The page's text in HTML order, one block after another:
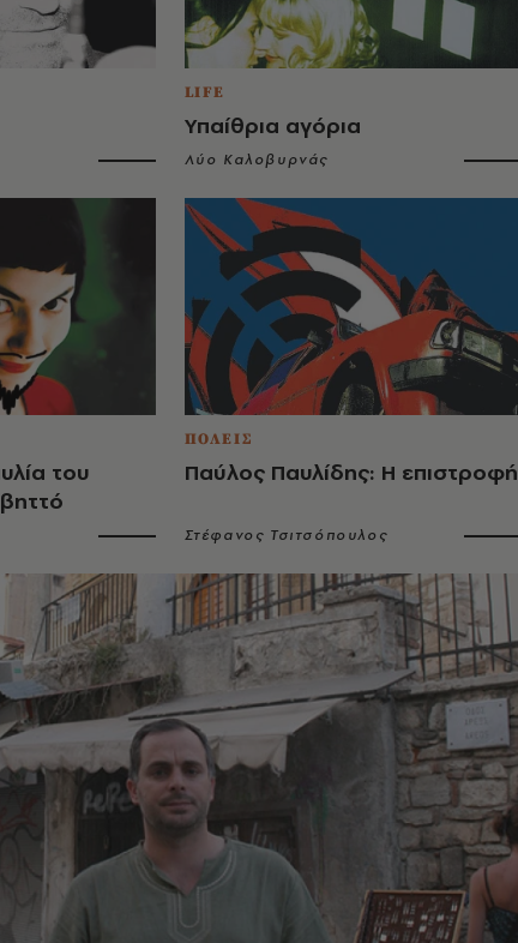
LIFE
Υπαίθρια αγόρια
Λύο Καλοβυρνάς
του
ΠΟΛΕΙΣ
Παύλος Παυλίδης: Η επιστροφή
Στέφανος Τσιτσόπουλος